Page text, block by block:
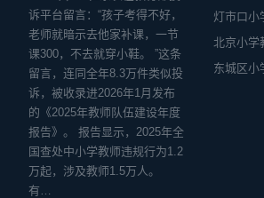
诉平台留言：“孩子考得不好，
老师就暗示去他家补课，一节
课300，不去就穿小鞋。 ”这条
留言，连同全年8.3万件类似投
诉，被收录进2026年1月发布
的《2025年教师队伍建设年度
报告》。 报告显示，2025年全
国查处中小学教师违规行为1.2
万起，涉及教师1.5万人。
有…
灯市口小
北京小学
东城区小